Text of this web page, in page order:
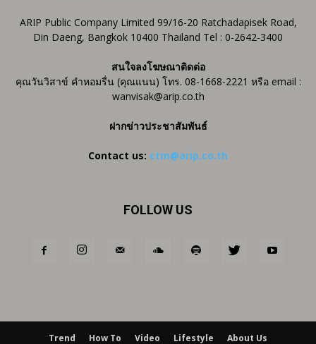
ARIP Public Company Limited 99/16-20 Ratchadapisek Road,
Din Daeng, Bangkok 10400 Thailand Tel : 0-2642-3400
สนใจลงโฆษณาติดต่อ
คุณวันวิสาข์ คำหอมรื่น (คุณแนน) โทร. 08-1668-2221 หรือ email :
wanvisak@arip.co.th
ฝากข่าวประชาสัมพันธ์
Contact us: ctm@arip.co.th
FOLLOW US
Trend How To Video Lifestyle About Us